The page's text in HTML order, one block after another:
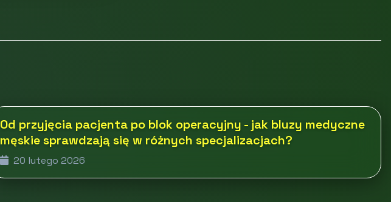
Od przyjęcia pacjenta po blok operacyjny - jak bluzy medyczne
męskie sprawdzają się w różnych specjalizacjach?
20 lutego 2026